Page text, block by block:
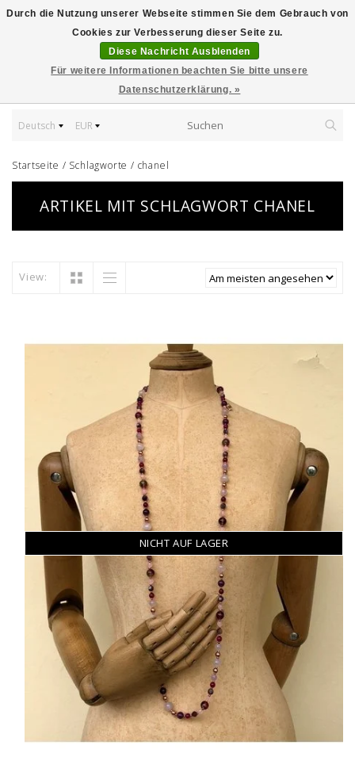
Deutsch EUR
Startseite / Schlagworte / chanel
ARTIKEL MIT SCHLAGWORT CHANEL
View:
NICHT AUF LAGER
Durch die Nutzung unserer Webseite stimmen Sie dem Gebrauch von
Cookies zur Verbesserung dieser Seite zu.
Diese Nachricht Ausblenden
Für weitere Informationen beachten Sie bitte unsere
Datenschutzerklärung. »